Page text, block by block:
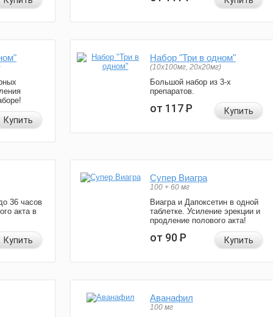
Купить
Набор "Три в одном"
(10x100мг, 20x20мг)
Большой набор из 3-х
препаратов.
от 117Р Купить
36 часов
акта в
Купить
Супер Виагра
100 + 60 мг
Виагра и Дапоксетин в одной
таблетке. Усиление эрекции и
продление полового акта!
от 90Р Купить
Аванафил
100 мг